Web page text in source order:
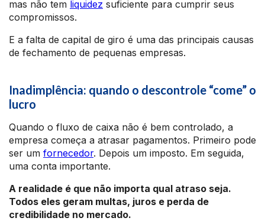
mas não tem liquidez suficiente para cumprir seus
compromissos.
E a falta de capital de giro é uma das principais causas
de fechamento de pequenas empresas.
Inadimplência: quando o descontrole “come” o
lucro
Quando o fluxo de caixa não é bem controlado, a
empresa começa a atrasar pagamentos. Primeiro pode
ser um fornecedor. Depois um imposto. Em seguida,
uma conta importante.
A realidade é que não importa qual atraso seja.
Todos eles geram multas, juros e perda de
credibilidade no mercado.